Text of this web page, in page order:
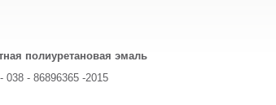
полиуретановая эмаль
038 - 86896365 -2015